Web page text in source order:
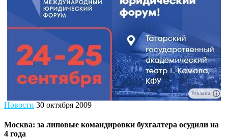
Реклама
Новости 30 октября 2009
Москва: за липовые командировки бухгалтера осудили на
4 года